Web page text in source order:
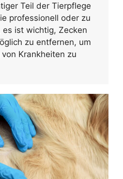
Teil der Tierpflege
professionell oder zu
ist wichtig, Zecken
zu entfernen, um
Krankheiten zu